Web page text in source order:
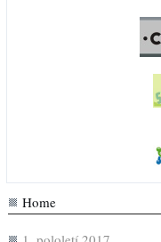
Home